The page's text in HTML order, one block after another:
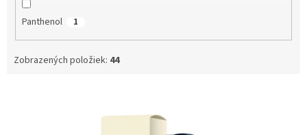
Panthenol 1
Zobrazených položiek: 44